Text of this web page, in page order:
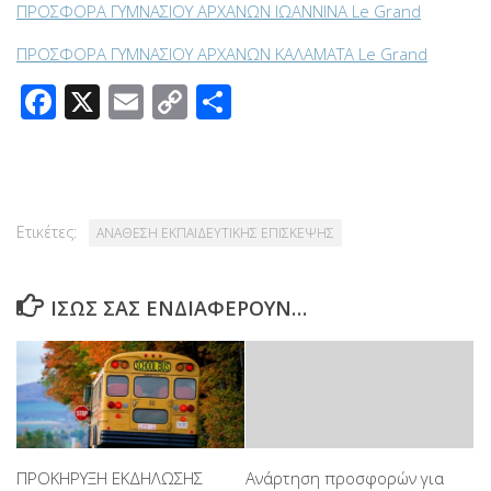
ΠΡΟΣΦΟΡΑ ΓΥΜΝΑΣΙΟΥ ΑΡΧΑΝΩΝ ΙΩΑΝΝΙΝΑ Le Grand
ΠΡΟΣΦΟΡΑ ΓΥΜΝΑΣΙΟΥ ΑΡΧΑΝΩΝ ΚΑΛΑΜΑΤΑ Le Grand
Facebook
X Email
Copy
Ετικέτες: ΑΝΑΘΕΣΗ ΕΚΠΑΙΔΕΥΤΙΚΗΣ ΕΠΙΣΚΕΨΗΣ
ΊΣΩΣ ΣΑΣ ΕΝΔΙΑΦΈΡΟΥΝ…
ΠΡΟΚΗΡΥΞΗ ΕΚΔΗΛΩΣΗΣ Ανάρτηση προσφορών για